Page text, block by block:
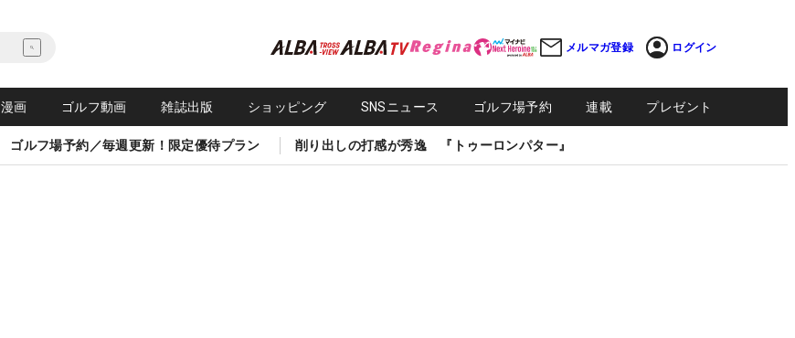
メルマガ登録 ログイン
漫画 ゴルフ動画 雑誌出版 ショッピング SNSニュース ゴルフ場予約 連載 プレゼント
ゴルフ場予約／毎週更新！限定優待プラン 削り出しの打感が秀逸 『トゥーロンパター』